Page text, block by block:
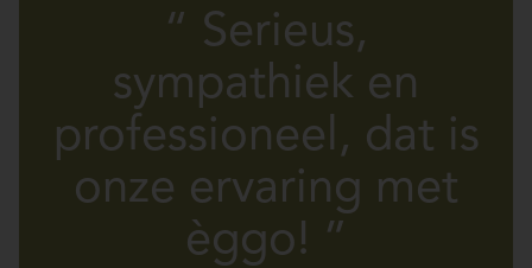
“ Serieus,
sympathiek en
professioneel, dat is
onze ervaring met
èggo! ”